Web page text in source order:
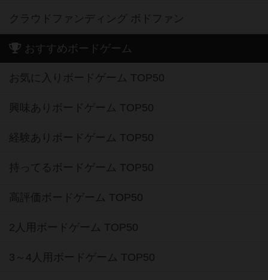
クラウドファンディング ボドファン
おすすめボードゲーム
お気に入りボードゲーム TOP50
興味ありボードゲーム TOP50
経験ありボードゲーム TOP50
持ってるボードゲーム TOP50
高評価ボードゲーム TOP50
2人用ボードゲーム TOP50
3～4人用ボードゲーム TOP50